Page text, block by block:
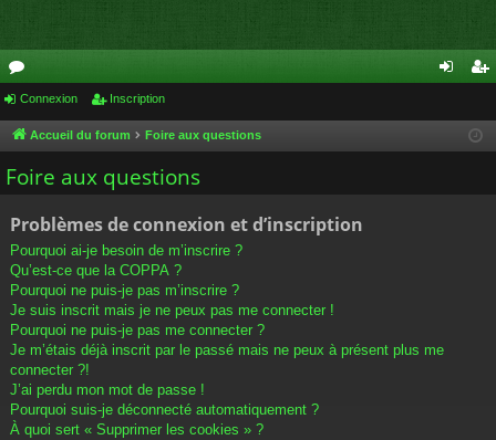
or
u
m
cri
Connexion Inscription
Accueil du forum Foire aux questions
Foire aux questions
Problèmes de connexion et d’inscription
Pourquoi ai-je besoin de m’inscrire ?
Qu’est-ce que la COPPA ?
Pourquoi ne puis-je pas m’inscrire ?
Je suis inscrit mais je ne peux pas me connecter !
Pourquoi ne puis-je pas me connecter ?
Je m’étais déjà inscrit par le passé mais ne peux à présent plus me
connecter ?!
J’ai perdu mon mot de passe !
Pourquoi suis-je déconnecté automatiquement ?
À quoi sert « Supprimer les cookies » ?